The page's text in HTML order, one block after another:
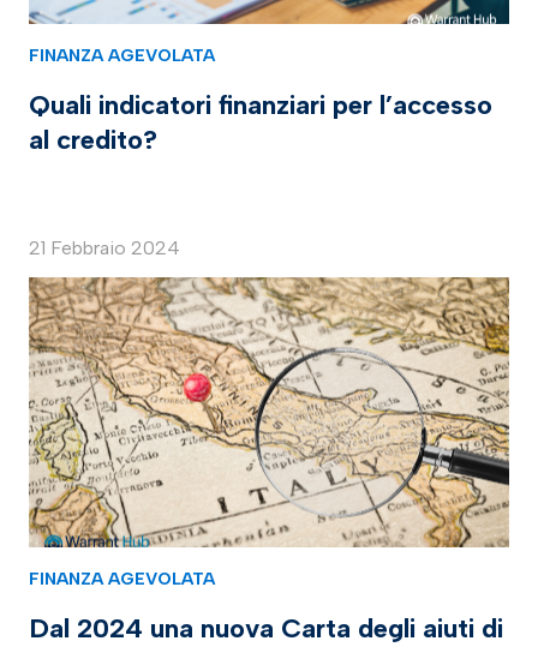
FINANZA AGEVOLATA
Quali indicatori finanziari per l’accesso
al credito?
21 Febbraio 2024
FINANZA AGEVOLATA
Dal 2024 una nuova Carta degli aiuti di